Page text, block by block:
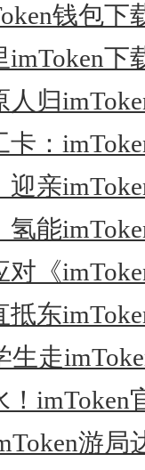
钱包下
下
归
：
亲
能
《
抵东
生走
imToken
游局